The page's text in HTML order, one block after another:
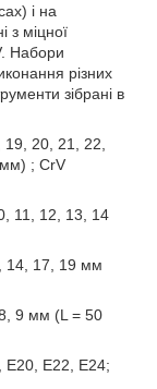
і на
з міцної
Набори
різних
зібрані в
20, 21, 22,
; CrV
11, 12, 13, 14
14, 17, 19 мм
9 мм (L = 50
E20, E22, E24;